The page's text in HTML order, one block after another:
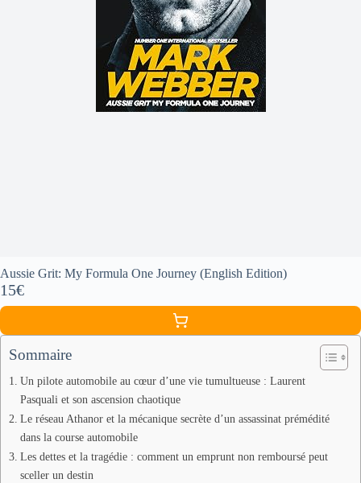
Aussie Grit: My Formula One Journey (English Edition)
15€
Sommaire
Un pilote automobile au cœur d’une vie tumultueuse : Laurent
Pasquali et son ascension chaotique
Le réseau Athanor et la mécanique secrète d’un assassinat prémédité
dans la course automobile
Les dettes et la tragédie : comment un emprunt non remboursé peut
sceller un destin